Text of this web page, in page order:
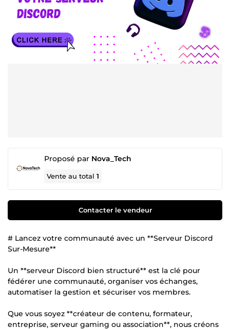
Proposé par Nova_Tech
Vente au total1
Contacter le vendeur
# Lancez votre communauté avec un **Serveur Discord
Sur-Mesure**
Un **serveur Discord bien structuré** est la clé pour
fédérer une communauté, organiser vos échanges,
automatiser la gestion et sécuriser vos membres.
Que vous soyez **créateur de contenu, formateur,
entreprise, serveur gaming ou association**, nous créons